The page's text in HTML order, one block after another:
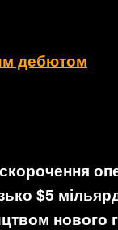
дебютом
скорочення
$5
нового